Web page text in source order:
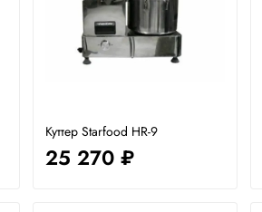
Куттер Starfood HR-9
25 270 ₽